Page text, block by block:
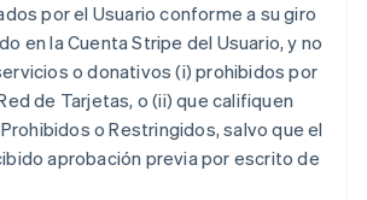
por el Usuario conforme a su giro
en la Cuenta Stripe del Usuario, y no
o donativos (i) prohibidos por
de Tarjetas, o (ii) que califiquen
o Restringidos, salvo que el
aprobación previa por escrito de